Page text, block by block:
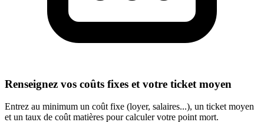
Renseignez vos coûts fixes et votre ticket moyen
Entrez au minimum un coût fixe (loyer, salaires...), un ticket moyen
et un taux de coût matières pour calculer votre point mort.